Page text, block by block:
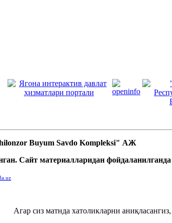
Buyum Savdo Kompleksi" АЖ
Сайт материалларидан
Агар сиз матнда хатоликларни